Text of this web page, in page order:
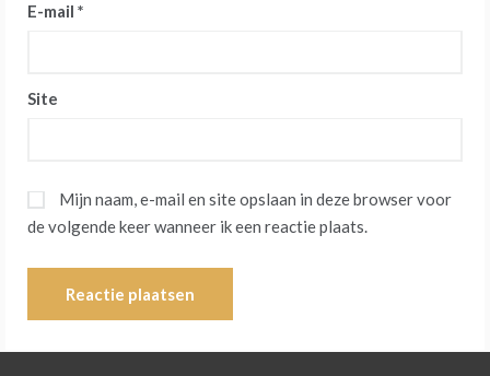
E-mail *
Site
Mijn naam, e-mail en site opslaan in deze browser voor
de volgende keer wanneer ik een reactie plaats.